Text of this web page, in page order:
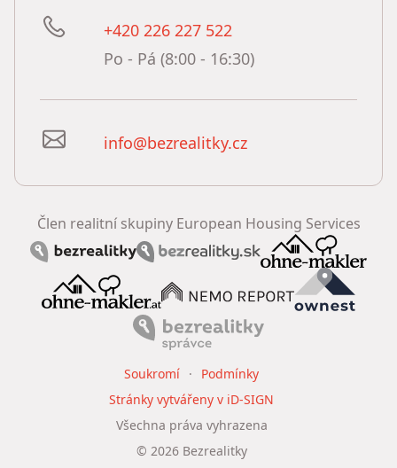
+420 226 227 522
Po - Pá (8:00 - 16:30)
info@bezrealitky.cz
Člen realitní skupiny European Housing Services
© 2026Bezrealitky
Všechna práva vyhrazena
Soukromí
Podmínky
Stránky vytvářeny v iD-SIGN